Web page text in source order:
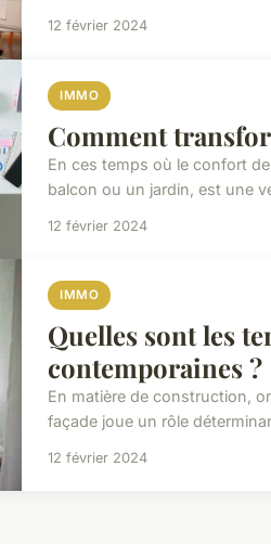
12 février 2024
IMMO
Comment
En ces temps où le confort
balcon ou un jardin, est une
12 février 2024
IMMO
Quelles sont les
contemporaines ?
En matière de construction,
façade joue un rôle
12 février 2024